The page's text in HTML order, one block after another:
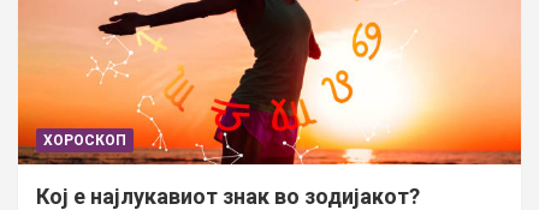
ХОРОСКОП
Кој е најлукавиот знак во зодијакот?